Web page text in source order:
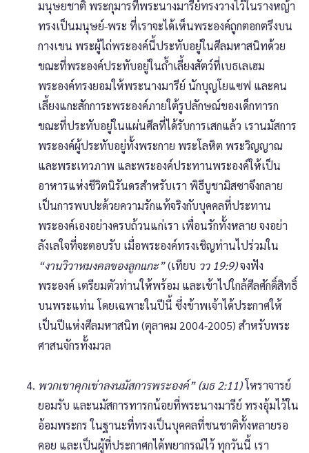
มนุษยชาติ พระกุมารที่พระนางมารีย์ทรงวางไว้ในรางหญ้า
ทรงเป็นมนุษย์-พระ ที่เราจะได้เห็นพระองค์ถูกตอกตรึงบน
กางเขน พระผู้ไถ่พระองค์นี้ประทับอยู่ในศีลมหาสนิทด้วย
ขณะที่พระองค์ประทับอยู่ในถ้ำเลี้ยงสัตว์ที่เบธเลเฮม
พระองค์ทรงยอมให้พระนางมารีย์ นักบุญโยแซฟ และคน
เลี้ยงแกะสักการะพระองค์ภายใต้รูปลักษณ์ของเด็กทารก
ขณะที่ประทับอยู่ในแผ่นศีลที่ได้รับการเสกแล้ว เรานมัสการ
พระองค์ผู้ประทับอยู่ทั้งพระกาย พระโลหิต พระวิญญาณ
และพระเทวภาพ และพระองค์ประทานพระองค์ให้เป็น
อาหารแห่งชีวิตนิรันดรสำหรับเรา พิธีบูชามิสซาจึงกลาย
เป็นการพบปะด้วยความรักแท้จริงกับบุคคลที่ประทาน
พระองค์เองอย่างครบถ้วนแก่เรา เพื่อนรักทั้งหลาย จงอย่า
ลังเลใจที่จะตอบรับ เมื่อพระองค์ทรงเชิญท่านไปร่วมใน
“งานวิวาหมงคลของลูกแกะ”(เทียบ วว 19:9)จงฟัง
พระองค์ เตรียมตัวท่านให้พร้อม และเข้าไปใกล้ศีลศักดิ์สิทธิ์
บนพระแท่น โดยเฉพาะในปีนี้ ซึ่งข้าพเจ้าได้ประกาศให้
เป็นปีแห่งศีลมหาสนิท (ตุลาคม 2004-2005) สำหรับพระ
ศาสนจักรทั้งมวล
พวกเขาคุกเข่าลงนมัสการพระองค์” (มธ 2:11)โหราจารย์
ยอมรับ และนมัสการทารกน้อยที่พระนางมารีย์ ทรงอุ้มไว้ใน
อ้อมพระกร ในฐานะที่ทรงเป็นบุคคลที่ชนชาติทั้งหลายรอ
คอย และเป็นผู้ที่ประกาศกได้พยากรณ์ไว้ ทุกวันนี้ เรา